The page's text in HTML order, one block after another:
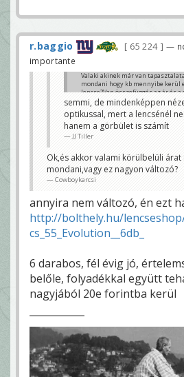
r.baggio 65 224
—
importante
Valaki akinek már van
mondani hogy kb mennyibe kerül
lencse?Van összefüggés az ár és
Mert nekem egy 5ös-6os kombó
Cowboykarcsi
semmi, de mindenképpen
optikussal, mert a lencsénél
hanem a görbület is számít
JJ Tiller
Ok,és akkor valami körülbelüli árat
mondani,vagy ez nagyon változó?
Cowboykarcsi
annyira nem változó, én ezt
http://bolthely.hu/
cs_55_Evolution__6db_
6 darabos, fél évig jó,
belőle, folyadékkal együtt
nagyjából 20e forintba kerül